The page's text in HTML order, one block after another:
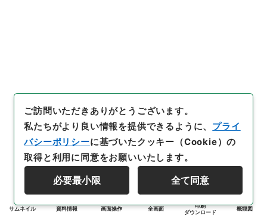
サムネイル 資料情報 画面操作 全画面
印刷
ダウンロード
概観図
ご訪問いただきありがとうございます。
私たちがより良い情報を提供できるように、 プライ
バシーポリシーに基づいたクッキー（Cookie）の
取得と利用に同意をお願いいたします。
必要最小限 全て同意